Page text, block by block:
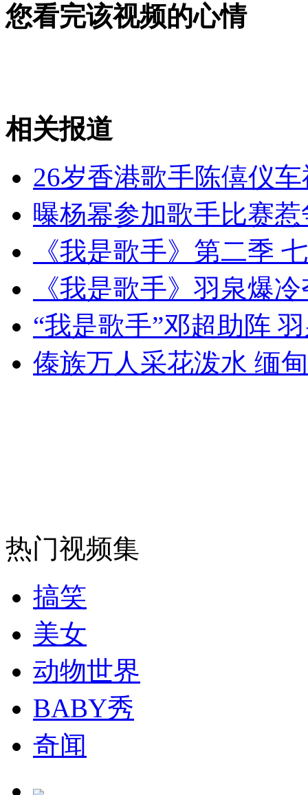
监控记录雅安地震时 博物馆藏品被损瞬间
外交部：反对强权政治霸凌主义
外交部：有关国家言论片面不公正
安徽一实载49人客车翻车
司机酒驾遇交警 急速倒车逃窜
您看完该视频的心情
相关报道
26岁香港歌手陈僖仪
曝杨幂参加歌手比赛
《我是歌手》第二季
《我是歌手》羽泉爆
“我是歌手”邓超助阵
傣族万人采花泼水 缅
热门视频集
搞笑
美女
动物世界
BABY秀
奇闻